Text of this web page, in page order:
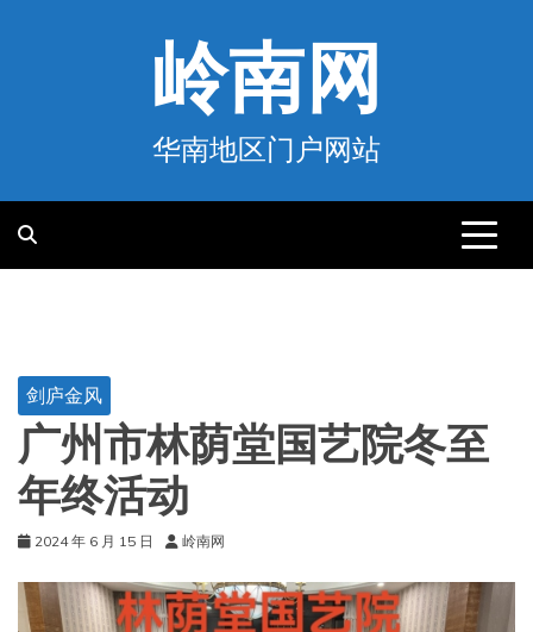
岭南网
华南地区门户网站
剑庐金风
广州市林荫堂国艺院冬至
年终活动
2024 年 6 月 15 日 岭南网